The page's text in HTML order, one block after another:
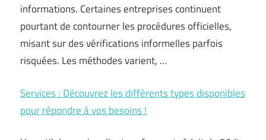
informations. Certaines entreprises continuent
pourtant de contourner les procédures officielles,
misant sur des vérifications informelles parfois
risquées. Les méthodes varient, …
Services : Découvrez les différents types disponibles
pour répondre à vos besoins !